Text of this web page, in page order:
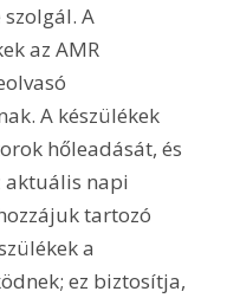
A
az AMR
A készülékek
hőleadását, és
aktuális napi
tartozó
a
ez biztosítja,